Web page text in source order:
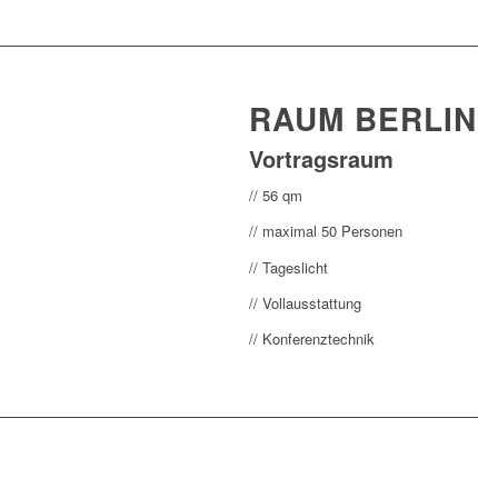
RAUM BERLIN
Vortragsraum
// 56 qm
// maximal 50 Personen
// Tageslicht
// Vollausstattung
// Konferenztechnik